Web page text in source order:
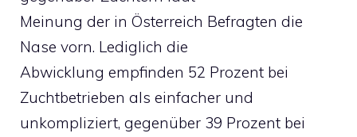
Meinung der in Österreich Befragten die
Nase vorn. Lediglich die
Abwicklung empfinden 52 Prozent bei
Zuchtbetrieben als einfacher und
unkompliziert, gegenüber 39 Prozent bei